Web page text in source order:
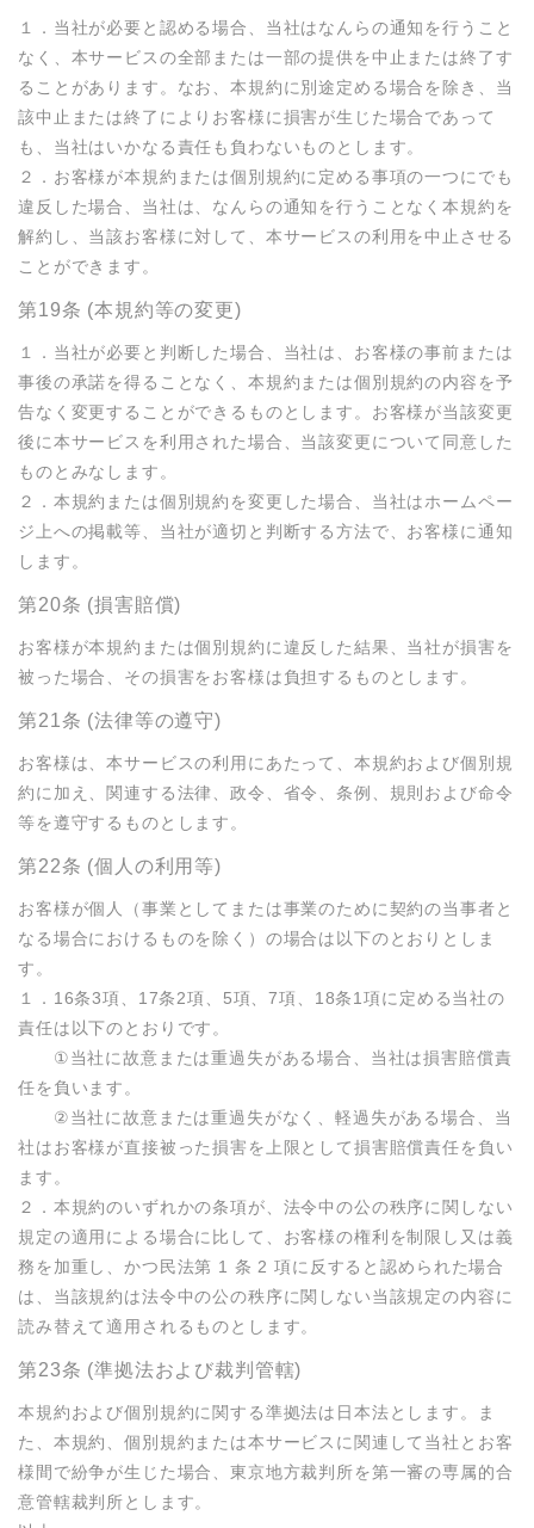
１．当社が必要と認める場合、当社はなんらの通知を行うこと
なく、本サービスの全部または一部の提供を中止または終了す
ることがあります。なお、本規約に別途定める場合を除き、当
該中止または終了によりお客様に損害が生じた場合であって
も、当社はいかなる責任も負わないものとします。
２．お客様が本規約または個別規約に定める事項の一つにでも
違反した場合、当社は、なんらの通知を行うことなく本規約を
解約し、当該お客様に対して、本サービスの利用を中止させる
ことができます。
第19条 (本規約等の変更)
１．当社が必要と判断した場合、当社は、お客様の事前または
事後の承諾を得ることなく、本規約または個別規約の内容を予
告なく変更することができるものとします。お客様が当該変更
後に本サービスを利用された場合、当該変更について同意した
ものとみなします。
２．本規約または個別規約を変更した場合、当社はホームペー
ジ上への掲載等、当社が適切と判断する方法で、お客様に通知
します。
第20条 (損害賠償)
お客様が本規約または個別規約に違反した結果、当社が損害を
被った場合、その損害をお客様は負担するものとします。
第21条 (法律等の遵守)
お客様は、本サービスの利用にあたって、本規約および個別規
約に加え、関連する法律、政令、省令、条例、規則および命令
等を遵守するものとします。
第22条 (個人の利用等)
お客様が個人（事業としてまたは事業のために契約の当事者と
なる場合におけるものを除く）の場合は以下のとおりとしま
す。
１．16条3項、17条2項、5項、7項、18条1項に定める当社の
責任は以下のとおりです。
①当社に故意または重過失がある場合、当社は損害賠償責
任を負います。
②当社に故意または重過失がなく、軽過失がある場合、当
社はお客様が直接被った損害を上限として損害賠償責任を負い
ます。
２．本規約のいずれかの条項が、法令中の公の秩序に関しない
規定の適用による場合に比して、お客様の権利を制限し又は義
務を加重し、かつ民法第 1 条 2 項に反すると認められた場合
は、当該規約は法令中の公の秩序に関しない当該規定の内容に
読み替えて適用されるものとします。
第23条 (準拠法および裁判管轄)
本規約および個別規約に関する準拠法は日本法とします。ま
た、本規約、個別規約または本サービスに関連して当社とお客
様間で紛争が生じた場合、東京地方裁判所を第一審の専属的合
意管轄裁判所とします。